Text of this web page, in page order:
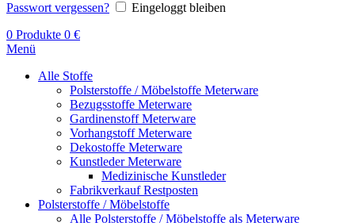
Passwort vergessen?
Eingeloggt bleiben
0 Produkte 0 €
Menü
Alle Stoffe
Polsterstoffe / Möbelstoffe Meterware
Bezugsstoffe Meterware
Gardinenstoff Meterware
Vorhangstoff Meterware
Dekostoffe Meterware
Kunstleder Meterware
Medizinische Kunstleder
Fabrikverkauf Restposten
Polsterstoffe / Möbelstoffe
Alle Polsterstoffe / Möbelstoffe als Meterware